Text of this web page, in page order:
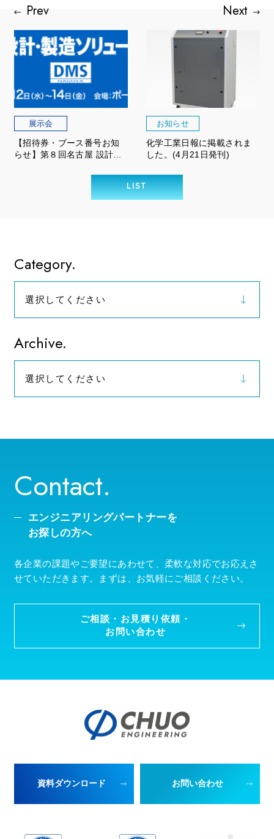
展示会
【招待券・ブース番号お知
らせ】第８回名古屋 設計...
お知らせ
化学工業日報に掲載されま
した。(4月21日発刊)
LIST
Category.
選択してください
お知らせ
Archive.
選択してください
Contact.
エンジニアリングパートナーを
お探しの方へ
各企業の課題やご要望にあわせて、柔軟な対応でお応えさ
せていただきます。まずは、お気軽にご相談ください。
ご相談・お見積り依頼・
お問い合わせ
資料ダウンロード お問い合わせ